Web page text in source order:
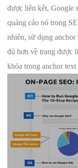
được liên kết, Google
quảng cáo nó trong
nhiên, sử dụng
đủ hơn về trang được
khóa trong anchor